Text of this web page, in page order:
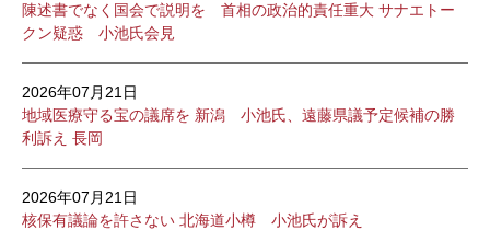
陳述書でなく国会で説明を 首相の政治的責任重大 サナエトー
クン疑惑 小池氏会見
2026年07月21日
地域医療守る宝の議席を 新潟 小池氏、遠藤県議予定候補の勝
利訴え 長岡
2026年07月21日
核保有議論を許さない 北海道小樽 小池氏が訴え